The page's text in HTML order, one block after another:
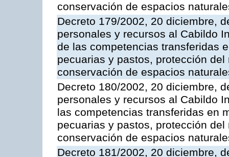
conservación de espacios
Decreto 179/2002, 20 diciembre,
personales y recursos al Cabildo
de las competencias transferidas
pecuarias y pastos, protección
conservación de espacios
Decreto 180/2002, 20 diciembre,
personales y recursos al Cabildo
las competencias transferidas en
pecuarias y pastos, protección
conservación de espacios
Decreto 181/2002, 20 diciembre,